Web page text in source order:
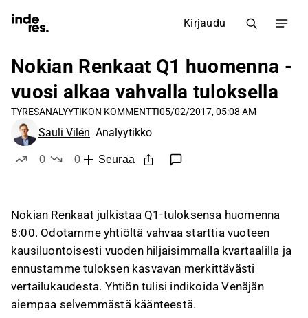
Kirjaudu
Nokian Renkaat Q1 huomenna -
vuosi alkaa vahvalla tuloksella
TYRESANALYYTIKON KOMMENTTI05/02/2017, 05:08 AM
Sauli Vilén Analyytikko
0
0
Seuraa
Nokian Renkaat julkistaa Q1-tuloksensa huomenna
8:00. Odotamme yhtiöltä vahvaa starttia vuoteen
kausiluontoisesti vuoden hiljaisimmalla kvartaalilla ja
ennustamme tuloksen kasvavan merkittävästi
vertailukaudesta. Yhtiön tulisi indikoida Venäjän
aiempaa selvemmästä käänteestä.